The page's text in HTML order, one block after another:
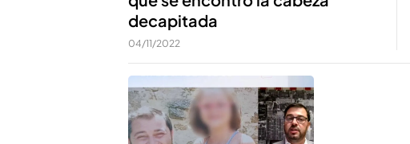
decapitada
04/11/2022